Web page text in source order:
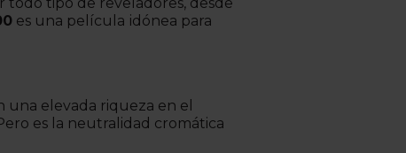
es una película idónea para
una elevada riqueza en el
es la neutralidad cromática